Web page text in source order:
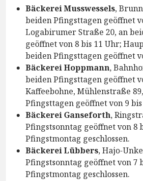
Bäckerei Musswessels,
beiden Pfingsttagen geöffnet
Logabirumer Straße 20, an
geöffnet von 8 bis 11 Uhr;
beiden Pfingsttagen geöffnet
Bäckerei Hoppmann,
beiden Pfingsttagen geöffnet
Kaffeebohne, Mühlenstraße
Pfingsttagen geöffnet von 9 bis
Bäckerei Ganseforth,
Pfingstsonntag geöffnet von 8
Pfingstmontag geschlossen.
Bäckerei Lübbers, Hajo-
Pfingstsonntag geöffnet von 7
Pfingstmontag geschlossen.